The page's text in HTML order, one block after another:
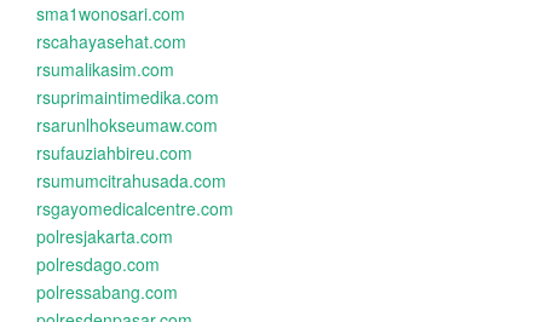
sma1wonosari.com
rscahayasehat.com
rsumalikasim.com
rsuprimaintimedika.com
rsarunlhokseumaw.com
rsufauziahbireu.com
rsumumcitrahusada.com
rsgayomedicalcentre.com
polresjakarta.com
polresdago.com
polressabang.com